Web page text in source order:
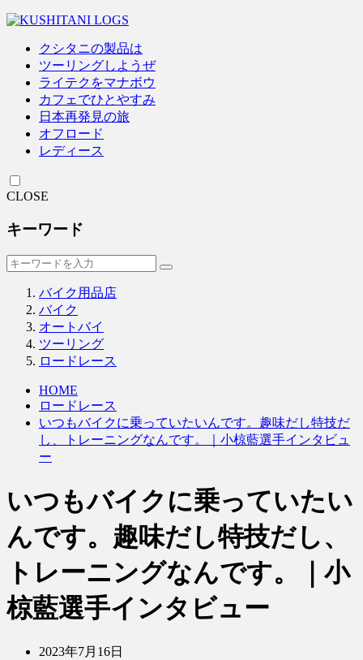
クシタニの製品は
ツーリングしようぜ
ライテクをマナボウ
カフェでひとやすみ
日本再発見の旅
オフロード
レディース
CLOSE
キーワード
バイク用品店
バイク
オートバイ
ツーリング
ロードレース
HOME
ロードレース
いつもバイクに乗っていたいんです。趣味だし特技だ
し、トレーニングなんです。｜小椋藍選手インタビュ
ー
いつもバイクに乗っていたい
んです。趣味だし特技だし、
トレーニングなんです。｜小
椋藍選手インタビュー
2023年7月16日